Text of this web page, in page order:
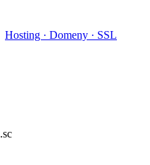
Hosting · Domeny · SSL
.sc